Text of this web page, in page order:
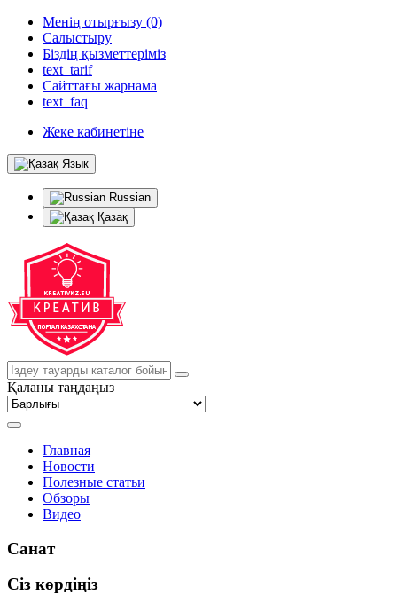
Менің отырғызу (0)
Салыстыру
Біздің қызметтеріміз
text_tarif
Сайттағы жарнама
text_faq
Жеке кабинетіне
Язык
Russian
Қазақ
Қаланы таңдаңыз
Главная
Новости
Полезные статьи
Обзоры
Видео
Санат
Сіз көрдіңіз